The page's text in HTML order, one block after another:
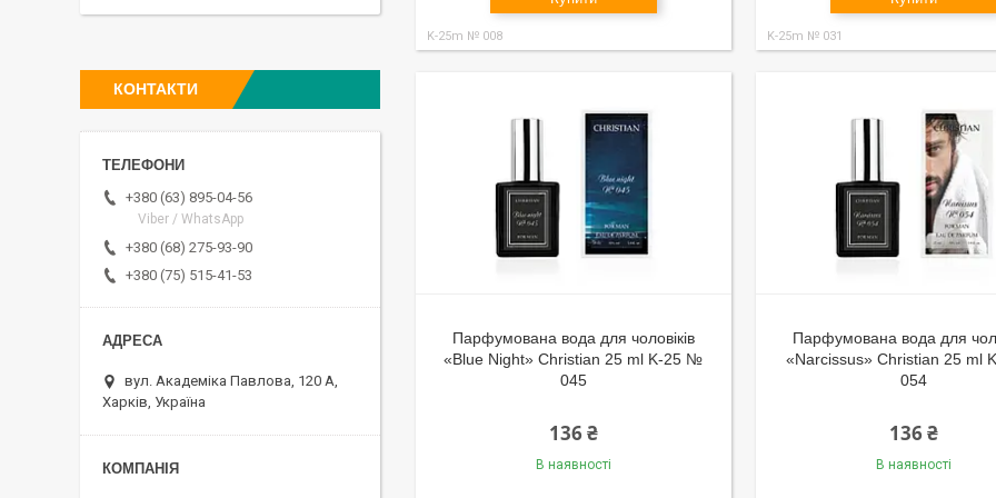
K-25m № 008 K-25m № 031
Парфумована вода для чоловіків
«Blue Night» Christian 25 ml K-25 №
045
136 ₴
В наявності
Парфумована вода для
«Narcissus» Christian 25 ml
054
136 ₴
В наявності
КОНТАКТИ
+380 (63) 895-04-56
Viber / WhatsApp
+380 (68) 275-93-90
+380 (75) 515-41-53
вул. Академіка Павлова, 120 А,
Харків, Україна